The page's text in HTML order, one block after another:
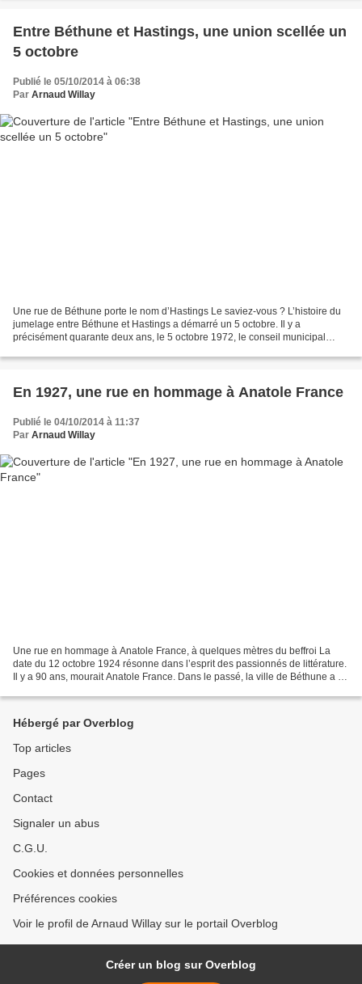
Entre Béthune et Hastings, une union scellée un
5 octobre
Publié le 05/10/2014 à 06:38
Par Arnaud Willay
Une rue de Béthune porte le nom d’Hastings Le saviez-vous ? L’histoire du
jumelage entre Béthune et Hastings a démarré un 5 octobre. Il y a
précisément quarante deux ans, le 5 octobre 1972, le conseil municipal
En 1927, une rue en hommage à Anatole France
Publié le 04/10/2014 à 11:37
Par Arnaud Willay
Une rue en hommage à Anatole France, à quelques mètres du beffroi La
date du 12 octobre 1924 résonne dans l’esprit des passionnés de littérature.
Il y a 90 ans, mourait Anatole France. Dans le passé, la ville de Béthune a eu
Hébergé par Overblog
Top articles
Pages
Contact
Signaler un abus
C.G.U.
Cookies et données personnelles
Préférences cookies
Voir le profil de Arnaud Willay sur le portail Overblog
Créer un blog sur Overblog